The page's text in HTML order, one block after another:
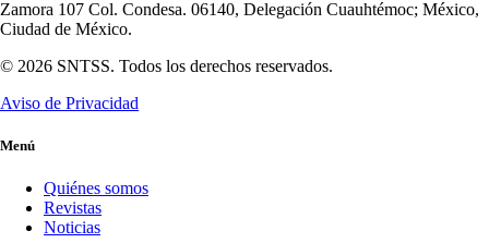
Zamora 107 Col. Condesa. 06140, Delegación Cuauhtémoc; México,
Ciudad de México.
© 2026 SNTSS. Todos los derechos reservados.
Aviso de Privacidad
Menú
Quiénes somos
Revistas
Noticias